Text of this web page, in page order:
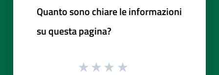
Quanto sono chiare le informazioni
su questa pagina?